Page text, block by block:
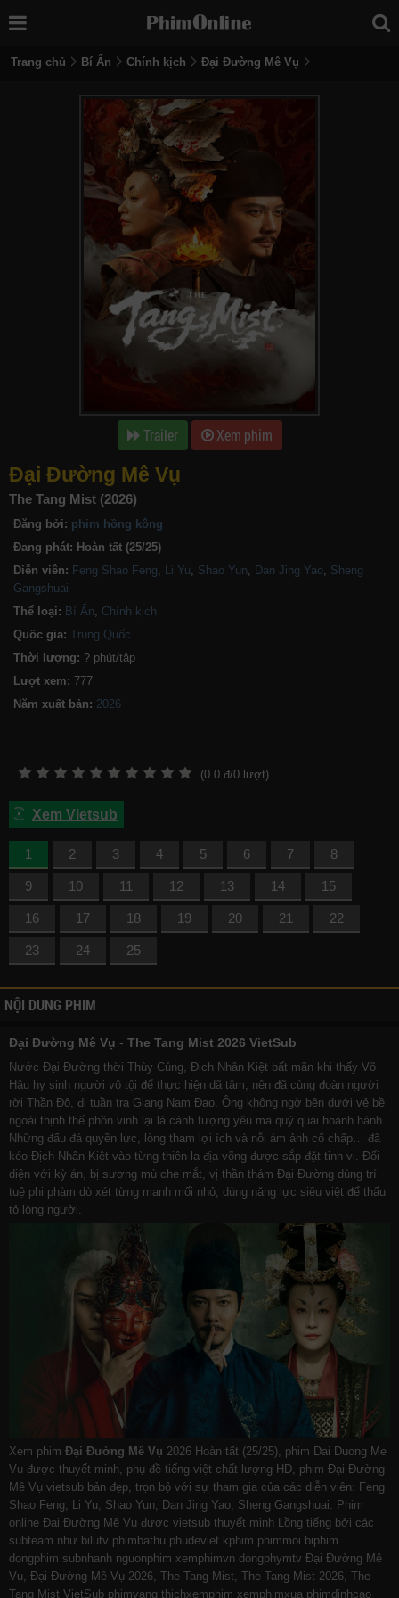
Trang chủ Bí Ẩn Chính kịch Đại Đường Mê Vụ
Trailer Xem phim
Đại Đường Mê Vụ
The Tang Mist (2026)
Đăng bởi: phim hồng kông
Đang phát: Hoàn tất (25/25)
Diễn viên: Feng Shao Feng, Li Yu, Shao Yun, Dan Jing Yao, Sheng
Gangshuai
Thể loại: Bí Ẩn, Chính kịch
Quốc gia: Trung Quốc
Thời lượng: ? phút/tập
Lượt xem: 777
Năm xuất bản:
(0.0 đ/0 lượt)
Xem Vietsub
1 2 3 4 5 6 7 8
9 10 11 12 13 14 15
16 17 18 19 20 21 22
23 24 25
NỘI DUNG PHIM
Đại Đường Mê Vụ - The Tang Mist 2026 VietSub
Nước Đại Đường thời Thùy Củng, Địch Nhân Kiệt bất mãn khi thấy Võ
Hậu hy sinh người vô tội để thực hiện dã tâm, nên đã cùng đoàn người
rời Thần Đô, đi tuần tra Giang Nam Đạo. Ông không ngờ bên dưới vẻ bề
ngoài thịnh thế phồn vinh lại là cảnh tượng yêu ma quỷ quái hoành hành.
Những đấu đá quyền lực, lòng tham lợi ích và nỗi ám ảnh cố chấp… đã
kéo Địch Nhân Kiệt vào từng thiên la địa võng được sắp đặt tinh vi. Đối
diện với kỳ án, bị sương mù che mắt, vị thần thám Đại Đường dùng trí
tuệ phi phàm dò xét từng manh mối nhỏ, dùng năng lực siêu việt để thấu
tỏ lòng người.
Xem phim Đại Đường Mê Vụ 2026 Hoàn tất (25/25), phim Dai Duong Me
Vu được thuyết minh, phụ đề tiếng việt chất lượng HD, phim Đại Đường
Mê Vụ vietsub bản đẹp, trọn bộ với sự tham gia của các diễn viên: Feng
Shao Feng, Li Yu, Shao Yun, Dan Jing Yao, Sheng Gangshuai. Phim
online Đại Đường Mê Vụ được vietsub thuyết minh Lồng tiếng bởi các
subteam như bilutv phimbathu phudeviet kphim phimmoi biphim
dongphim subnhanh nguonphim xemphimvn dongphymtv Đại Đường Mê
Vụ, Đại Đường Mê Vụ 2026, The Tang Mist, The Tang Mist 2026, The
Tang Mist VietSub phimvang thichxemphim xemphimxua phimdinhcao